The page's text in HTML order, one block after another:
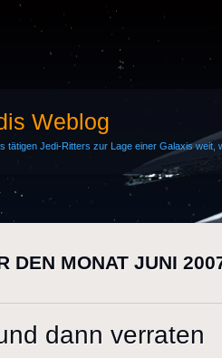
Weblog
tätigen Jedi-Ritters zur Lage einer Galaxis weit,
DEN MONAT JUNI
dann verraten